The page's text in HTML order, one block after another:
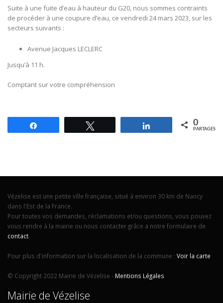
Suite à une fuite d’eau à hauteur du G20, nous sommes contraints
de procéder à une coupure d’eau, ce vendredi 24 mars 2023, sur les
secteurs suivants :
Avenue Jacques LECLERC
Jusqu’à 11 h.
Comptant sur votre compréhension
Partagez 0
PARTAGES
Vézelise est une petite ville française, situé à environ 30 km de Nancy
dans l'Est de la France.
Pour toutes vos demandes, réclamations et/ou questions, vous pouvez
vous rendre à la mairie ou nous contacter grâce a notre formulaire de
contact.
Pour plus d'information sur la localisation de la commune : Voir la carte
© Copyright 2022 Mairie de Vézelise - Mentions Légales
Mairie de Vézelise